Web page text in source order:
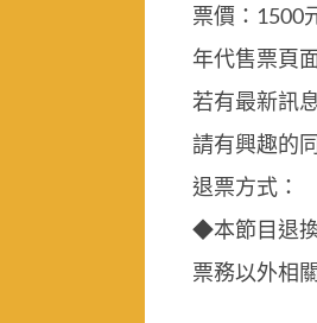
票價：1500
年代售票頁
若有最新訊
請有興趣的
退票方式：
◆本節目退
票務以外相